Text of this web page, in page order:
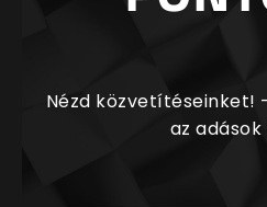
Nézd közvetítéseinket!
az